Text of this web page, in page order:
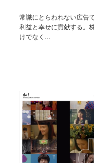
常識にとらわれない広告
利益と幸せに貢献する。
けでなく...